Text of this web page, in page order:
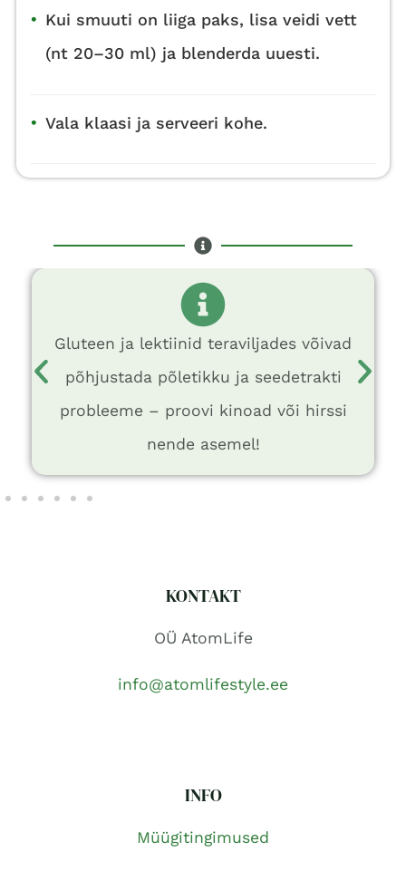
• Kui smuuti on liiga paks, lisa veidi vett
(nt 20–30 ml) ja blenderda uuesti.
• Vala klaasi ja serveeri kohe.
Gluteen ja lektiinid teraviljades võivad
põhjustada põletikku ja seedetrakti
probleeme – proovi kinoad või hirssi
nende asemel!
KONTAKT
OÜ AtomLife
info@atomlifestyle.ee
INFO
Müügitingimused